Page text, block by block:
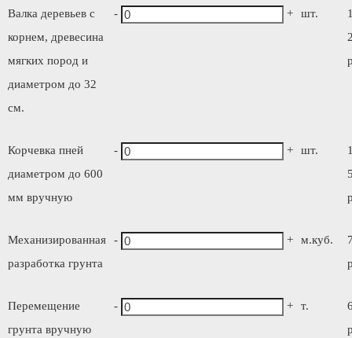
Валка деревьев с
корнем, древесина
мягких пород и
диаметром до 32
см.
- + шт.
Корчевка пней
диаметром до 600
мм вручную
- + шт.
Механизированная
разработка грунта
- + м.куб.
Перемещение
грунта вручную
- + т.